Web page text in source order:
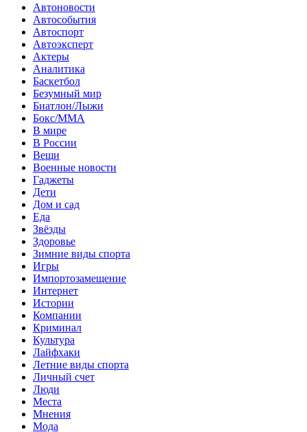
Автоновости
Автособытия
Автоспорт
Автоэксперт
Актеры
Аналитика
Баскетбол
Безумный мир
Биатлон/Лыжи
Бокс/MMA
В мире
В России
Вещи
Военные новости
Гаджеты
Дети
Дом и сад
Еда
Звёзды
Здоровье
Зимние виды спорта
Игры
Импортозамещение
Интернет
Истории
Компании
Криминал
Культура
Лайфхаки
Летние виды спорта
Личный счет
Люди
Места
Мнения
Мода